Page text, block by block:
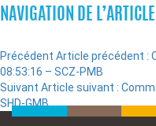
NAVIGATION DE L’ARTICLE
Précédent Article précédent :
08:53:16 – SCZ-PMB
Suivant Article suivant :
SHD-GMB